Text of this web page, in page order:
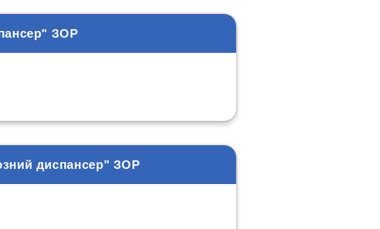
ЗОР
диспансер" ЗОР